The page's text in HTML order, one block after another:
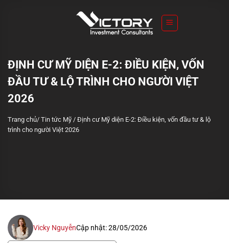
ĐỊNH CƯ MỸ DIỆN E-2: ĐIỀU KIỆN, VỐN
ĐẦU TƯ & LỘ TRÌNH CHO NGƯỜI VIỆT
2026
Trang chủ/ Tin tức Mỹ / Định cư Mỹ diện E-2: Điều kiện, vốn đầu tư & lộ
trình cho người Việt 2026
Vicky NguyễnCập nhật: 28/05/2026